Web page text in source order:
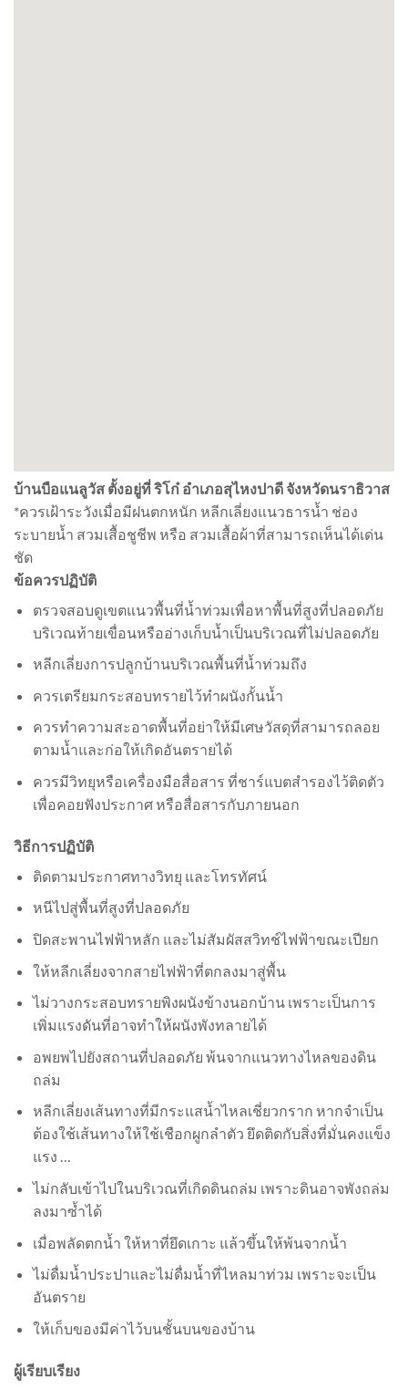
บ้านบือแนลูวัส ตั้งอยู่ที่ ริโก๋ อำเภอสุไหงปาดี จังหวัดนราธิวาส
*ควรเฝ้าระวังเมื่อมีฝนตกหนัก หลีกเลี่ยงแนวธารน้ำ ช่อง
ระบายน้ำ สวมเสื้อชูชีพ หรือ สวมเสื้อผ้าที่สามารถเห็นได้เด่น
ชัด
ข้อควรปฏิบัติ
ตรวจสอบดูเขตแนวพื้นที่น้ำท่วมเพื่อหาพื้นที่สูงที่ปลอดภัย
บริเวณท้ายเขื่อนหรืออ่างเก็บน้ำเป็นบริเวณที่ไม่ปลอดภัย
หลีกเลี่ยงการปลูกบ้านบริเวณพื้นที่น้ำท่วมถึง
ควรเตรียมกระสอบทรายไว้ทำผนังกั้นน้ำ
ควรทำความสะอาดพื้นที่อย่าให้มีเศษวัสดุที่สามารถลอย
ตามน้ำและก่อให้เกิดอันตรายได้
ควรมีวิทยุหรือเครื่องมือสื่อสาร ที่ชาร์แบตสำรองไว้ติดตัว
เพื่อคอยฟังประกาศ หรือสื่อสารกับภายนอก
วิธีการปฏิบัติ
ติดตามประกาศทางวิทยุ และโทรทัศน์
หนีไปสู่พื้นที่สูงที่ปลอดภัย
ปิดสะพานไฟฟ้าหลัก และไม่สัมผัสสวิทช์ไฟฟ้าขณะเปียก
ให้หลีกเลี่ยงจากสายไฟฟ้าที่ตกลงมาสู่พื้น
ไม่วางกระสอบทรายพิงผนังข้างนอกบ้าน เพราะเป็นการ
เพิ่มแรงดันที่อาจทำให้ผนังพังทลายได้
อพยพไปยังสถานที่ปลอดภัย พ้นจากแนวทางไหลของดิน
ถล่ม
หลีกเลี่ยงเส้นทางที่มีกระแสน้ำไหลเชี่ยวกราก หากจำเป็น
ต้องใช้เส้นทางให้ใช้เชือกผูกลำตัว ยึดติดกับสิ่งที่มั่นคงแข็ง
แรง …
ไม่กลับเข้าไปในบริเวณที่เกิดดินถล่ม เพราะดินอาจพังถล่ม
ลงมาซ้ำได้
เมื่อพลัดตกน้ำ ให้หาที่ยึดเกาะ แล้วขึ้นให้พ้นจากน้ำ
ไม่ดื่มน้ำประปาและไม่ดื่มน้ำที่ไหลมาท่วม เพราะจะเป็น
อันตราย
ให้เก็บของมีค่าไว้บนชั้นบนของบ้าน
ผู้เรียบเรียง